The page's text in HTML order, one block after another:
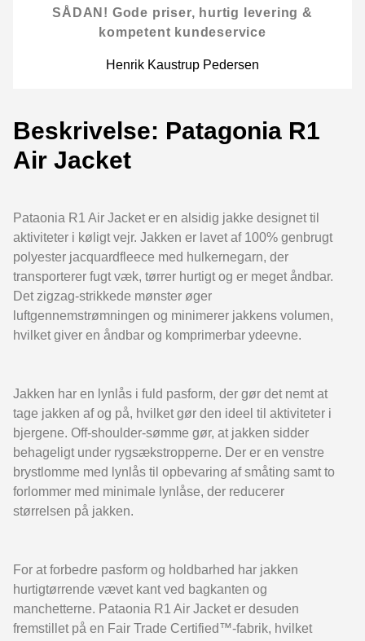
SÅDAN! Gode priser, hurtig levering &
kompetent kundeservice
Henrik Kaustrup Pedersen
Beskrivelse: Patagonia R1
Air Jacket
Pataonia R1 Air Jacket er en alsidig jakke designet til
aktiviteter i køligt vejr. Jakken er lavet af 100% genbrugt
polyester jacquardfleece med hulkernegarn, der
transporterer fugt væk, tørrer hurtigt og er meget åndbar.
Det zigzag-strikkede mønster øger
luftgennemstrømningen og minimerer jakkens volumen,
hvilket giver en åndbar og komprimerbar ydeevne.
Jakken har en lynlås i fuld pasform, der gør det nemt at
tage jakken af og på, hvilket gør den ideel til aktiviteter i
bjergene. Off-shoulder-sømme gør, at jakken sidder
behageligt under rygsækstropperne. Der er en venstre
brystlomme med lynlås til opbevaring af småting samt to
forlommer med minimale lynlåse, der reducerer
størrelsen på jakken.
For at forbedre pasform og holdbarhed har jakken
hurtigtørrende vævet kant ved bagkanten og
manchetterne. Pataonia R1 Air Jacket er desuden
fremstillet på en Fair Trade Certified™-fabrik, hvilket